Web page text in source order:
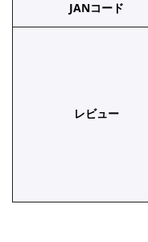
JANコード
レビュー